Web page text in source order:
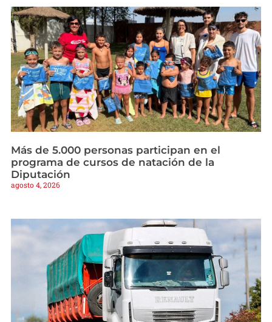
Más de 5.000 personas participan en el
programa de cursos de natación de la
Diputación
agosto 4, 2026